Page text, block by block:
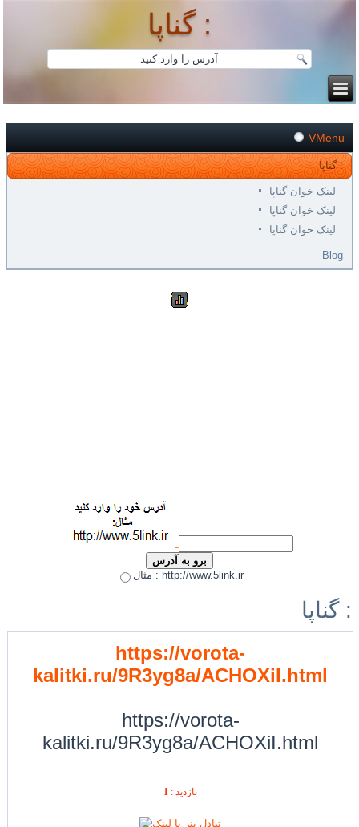
گناپا :
VMenu
گناپا :
لینک خوان گناپا
لینک خوان گناپا
لینک خوان گناپا
Blog
مثال : http://www.5link.ir
گناپا :
https://vorota-
kalitki.ru/9R3yg8a/ACHOXiI.html
https://vorota-
kalitki.ru/9R3yg8a/ACHOXiI.html
بازديد : 1